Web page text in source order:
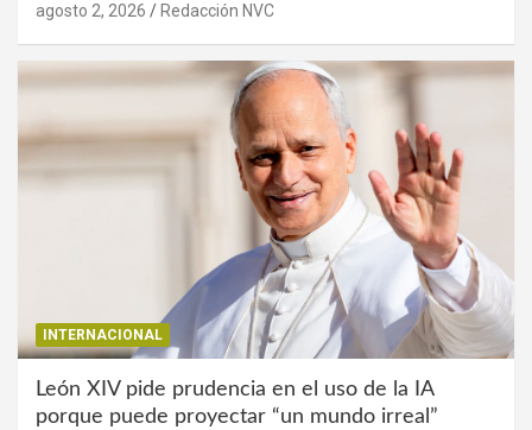
agosto 2, 2026 Redacción NVC
INTERNACIONAL
León XIV pide prudencia en el uso de la IA
porque puede proyectar “un mundo irreal”